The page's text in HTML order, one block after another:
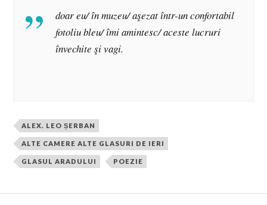
doar eu/ în muzeu/ aşezat într-un confortabil
fotoliu bleu/ îmi amintesc/ aceste lucruri
învechite şi vagi.
ALEX. LEO ȘERBAN
ALTE CAMERE ALTE GLASURI DE IERI
GLASUL ARADULUI POEZIE